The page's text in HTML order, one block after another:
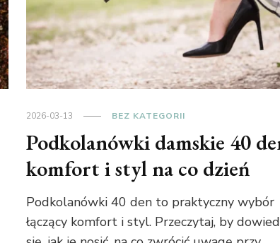
2026-03-13 BEZ KATEGORII
Podkolanówki damskie 40
komfort i styl na co dzień
Podkolanówki 40 den to praktyczny wybór
łączący komfort i styl. Przeczytaj, by